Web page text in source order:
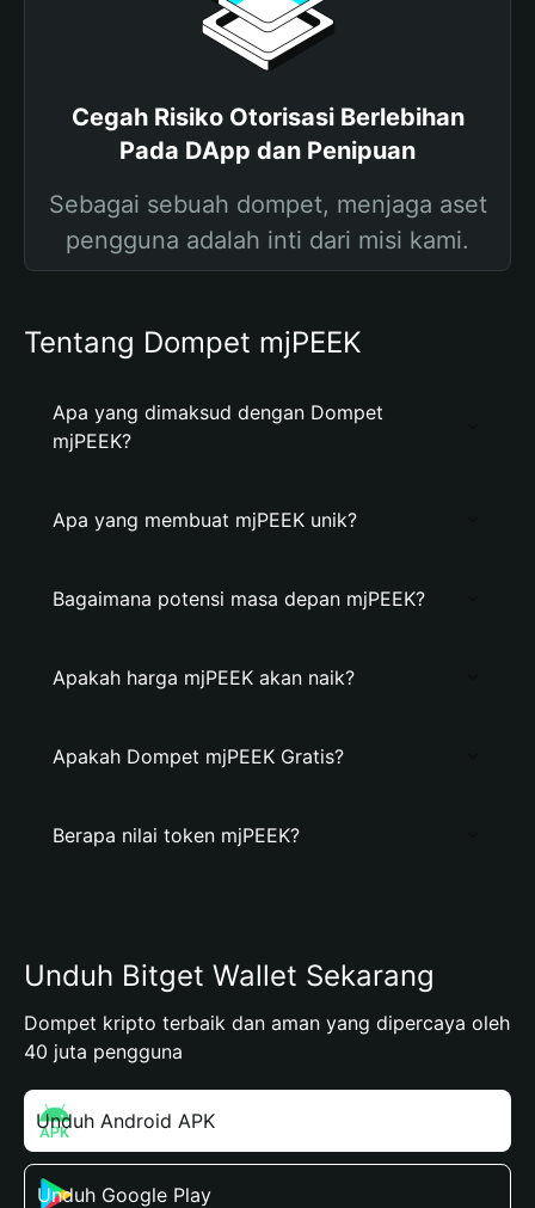
Cegah Risiko Otorisasi Berlebihan
Pada DApp dan Penipuan
Sebagai sebuah dompet, menjaga aset
pengguna adalah inti dari misi kami.
Tentang Dompet mjPEEK
Apa yang dimaksud dengan Dompet
mjPEEK?
Apa yang membuat mjPEEK unik?
Bagaimana potensi masa depan mjPEEK?
Apakah harga mjPEEK akan naik?
Apakah Dompet mjPEEK Gratis?
Berapa nilai token mjPEEK?
Unduh Bitget Wallet Sekarang
Dompet kripto terbaik dan aman yang dipercaya oleh
40 juta pengguna
Unduh Android APK
Unduh Google Play